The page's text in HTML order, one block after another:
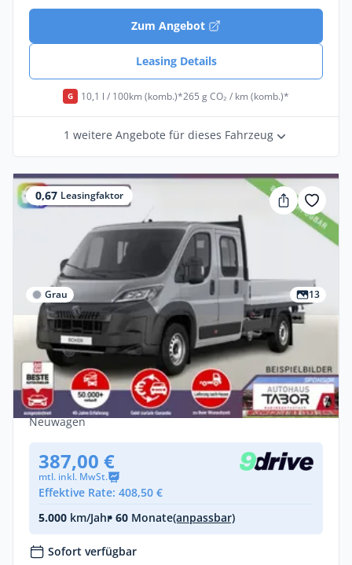
Zum Angebot
Leasing Details
G 10,1 l / 100km (komb.)*265 g CO₂ / km (komb.)*
1 weitere Angebote für dieses Fahrzeug
0,67 Leasingfaktor
Grau 13
Privat
Peugeot Boxer Pritsche DoKa 435 AT L4
AHK CarP Kam Visib
Diesel • Automatik •
179 PS (132 kW)
Neuwagen
387,00 €
mtl. inkl. MwSt.
Effektive Rate: 408,50 €
5.000 km/Jahr• 60 Monate(anpassbar)
Sofort verfügbar